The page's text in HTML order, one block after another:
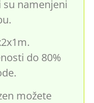
namenjeni
do 80%
možete